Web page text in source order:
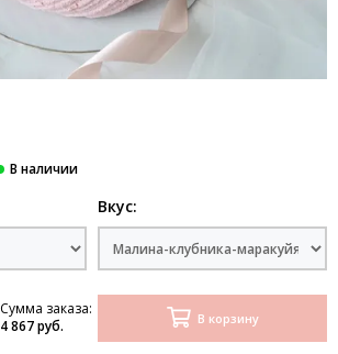
Вкус:
Сумма заказа:
4 867 руб.
В корзину